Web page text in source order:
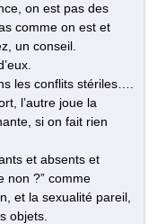
on est pas des
comme on est et
un conseil.
les conflits stériles….
l’autre joue la
si on fait rien
et absents et
non ?” comme
et la sexualité pareil,
objets.